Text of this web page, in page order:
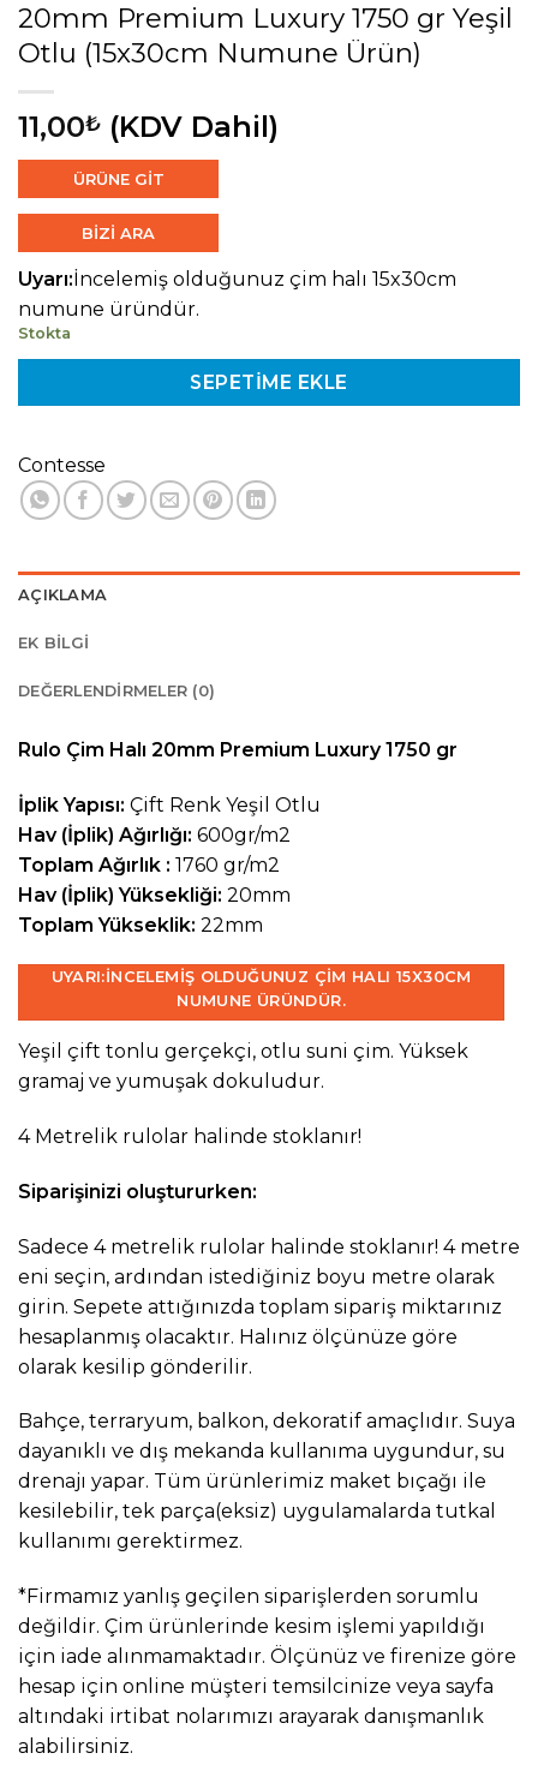
20mm Premium Luxury 1750 gr Yeşil
Otlu (15x30cm Numune Ürün)
11,00₺ (KDV Dahil)
ÜRÜNE GİT
BİZİ ARA
Uyarı:İncelemiş olduğunuz çim halı 15x30cm
numune üründür.
Stokta
SEPETIME EKLE
Contesse
AÇIKLAMA
EK BILGI
DEĞERLENDIRMELER (0)
Rulo Çim Halı 20mm Premium Luxury 1750 gr
İplik Yapısı: Çift Renk Yeşil Otlu
Hav (İplik) Ağırlığı: 600gr/m2
Toplam Ağırlık : 1760 gr/m2
Hav (İplik) Yüksekliği: 20mm
Toplam Yükseklik: 22mm
UYARI:İNCELEMIŞ OLDUĞUNUZ ÇIM HALI 15X30CM
NUMUNE ÜRÜNDÜR.
Yeşil çift tonlu gerçekçi, otlu suni çim. Yüksek
gramaj ve yumuşak dokuludur.
4 Metrelik rulolar halinde stoklanır!
Siparişinizi oluştururken:
Sadece 4 metrelik rulolar halinde stoklanır! 4 metre
eni seçin, ardından istediğiniz boyu metre olarak
girin. Sepete attığınızda toplam sipariş miktarınız
hesaplanmış olacaktır. Halınız ölçünüze göre
olarak kesilip gönderilir.
Bahçe, terraryum, balkon, dekoratif amaçlıdır. Suya
dayanıklı ve dış mekanda kullanıma uygundur, su
drenajı yapar. Tüm ürünlerimiz maket bıçağı ile
kesilebilir, tek parça(eksiz) uygulamalarda tutkal
kullanımı gerektirmez.
*Firmamız yanlış geçilen siparişlerden sorumlu
değildir. Çim ürünlerinde kesim işlemi yapıldığı
için iade alınmamaktadır. Ölçünüz ve firenize göre
hesap için online müşteri temsilcinize veya sayfa
altındaki irtibat nolarımızı arayarak danışmanlık
alabilirsiniz.